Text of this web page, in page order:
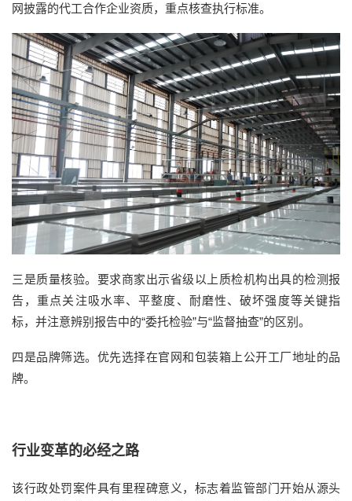
网披露的代工合作企业资质，重点核查执行标准。
三是质量核验。要求商家出示省级以上质检机构出具的检测报
告，重点关注吸水率、平整度、耐磨性、破坏强度等关键指
标，并注意辨别报告中的“委托检验”与“监督抽查”的区别。
四是品牌筛选。优先选择在官网和包装箱上公开工厂地址的品
牌。
行业变革的必经之路
该行政处罚案件具有里程碑意义，标志着监管部门开始从源头